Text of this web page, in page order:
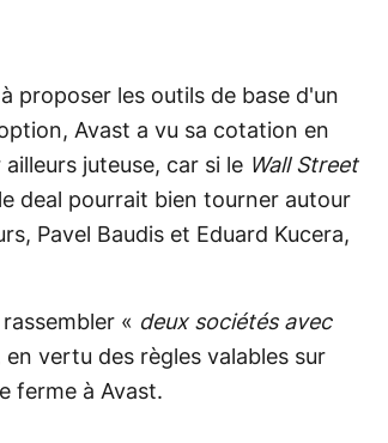
proposer les outils de base d'un
Avast a vu sa cotation en
juteuse, car si le Wall Street
deal pourrait bien tourner autour
Pavel Baudis et Eduard Kucera,
« deux sociétés avec
en vertu des règles valables sur
ferme à Avast.